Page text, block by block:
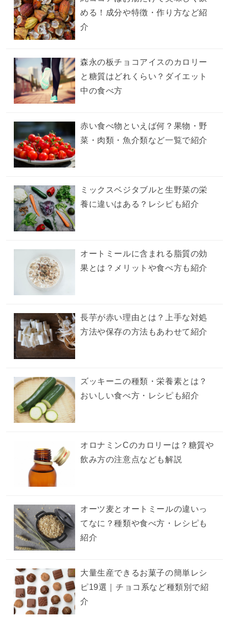
める！成分や特徴・作り方など紹
介
森永の板チョコアイスのカロリー
と糖質はどれくらい？ダイエット
中の食べ方
赤い食べ物といえば何？果物・野
菜・肉類・魚介類など一覧で紹介
ミックスベジタブルと生野菜の栄
養に違いはある？レシピも紹介
オートミールに含まれる脂質の効
果とは？メリットや食べ方も紹介
長芋が赤い理由とは？上手な対処
方法や保存の方法もあわせて紹介
ズッキーニの種類・栄養素とは？
おいしい食べ方・レシピも紹介
オロナミンCのカロリーは？糖質や
飲み方の注意点なども解説
オーツ麦とオートミールの違いっ
てなに？種類や食べ方・レシピも
紹介
大量生産できるお菓子の簡単レシ
ピ19選｜チョコ系など種類別で紹
介